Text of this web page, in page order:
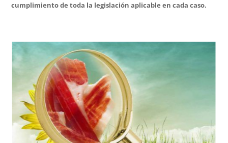
cumplimiento de toda la legislación aplicable en cada caso.